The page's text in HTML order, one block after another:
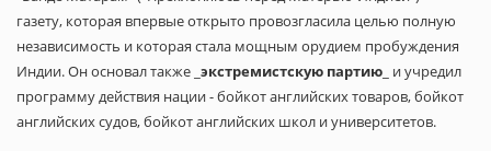
газету, которая впервые открыто провозгласила целью полную
независимость и которая стала мощным орудием пробуждения
Индии. Он основал также _ экстремистскую партию _ и учредил
программу действия нации - бойкот английских товаров, бойкот
английских судов, бойкот английских школ и университетов.